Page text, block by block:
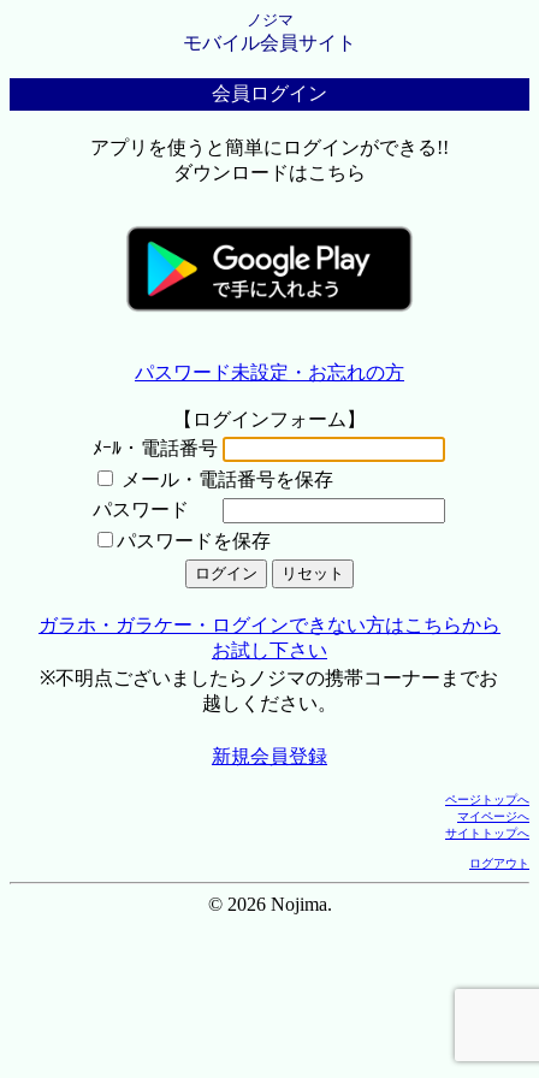
ノジマ
モバイル会員サイト
会員ログイン
アプリを使うと簡単にログインができる!!
ダウンロードはこちら
パスワード未設定・お忘れの方
【ログインフォーム】
ﾒｰﾙ・電話番号
メール・電話番号を保存
パスワード
パスワードを保存
ガラホ・ガラケー・ログインできない方はこちらから
お試し下さい
※不明点ございましたらノジマの携帯コーナーまでお
越しください。
新規会員登録
ページトップへ
マイページへ
サイトトップへ
ログアウト
© 2026 Nojima.